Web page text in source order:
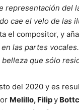
representación del
cae el velo de las
el compositor, y
las partes
que sólo
del 2020 y es
Melillo, Filipy